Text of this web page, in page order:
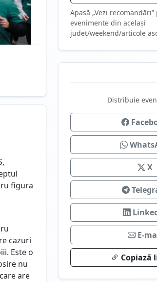
figura
cazuri
Este o
nu
are
Apasă „Vezi
evenimente din același
județ/weekend/articole
Distribuie
X
E-
Copiază